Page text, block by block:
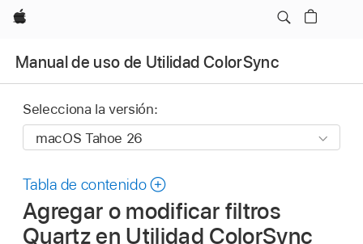
Apple
Manual de uso de Utilidad ColorSync
Selecciona la versión:
Tabla de contenido
Agregar o modificar filtros
Quartz en Utilidad ColorSync